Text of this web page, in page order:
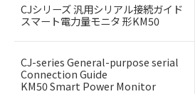
CJシリーズ 汎用シリアル接続ガイド
スマート電力量モニタ 形KM50
CJ-series General-purpose serial
Connection Guide
KM50 Smart Power Monitor